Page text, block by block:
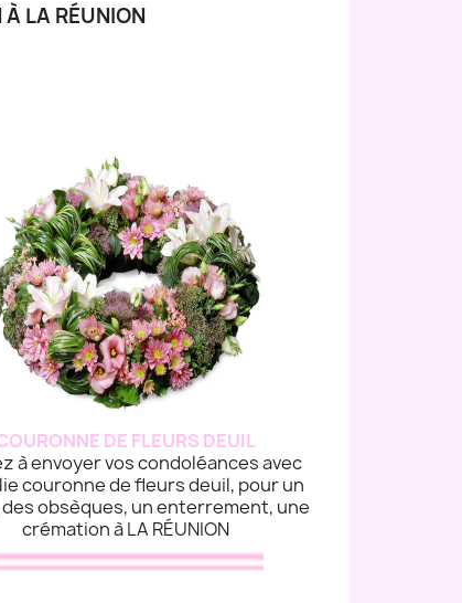
À LA RÉUNION
DE FLEURS DEUIL
à envoyer vos condoléances avec
couronne de fleurs deuil, pour un
obsèques, un enterrement, une
crémation à LA RÉUNION